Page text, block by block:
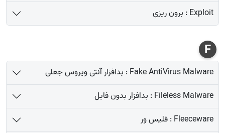
Exploit : برون ریزی
F
Fake AntiVirus Malware : بدافزار آنتی ویروس جعلی
Fileless Malware : بدافزار بدون فایل
Fleeceware : فلیس ور